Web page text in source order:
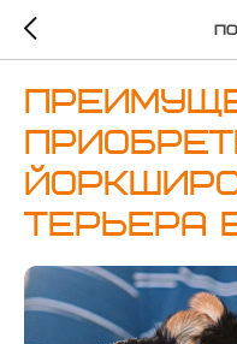
терьера